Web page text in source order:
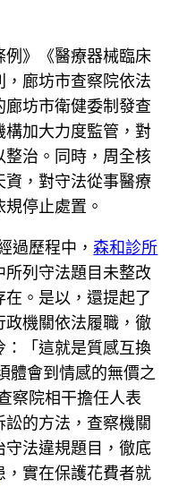
》《醫療器械臨床
廊坊市查察院依法
坊市衛健委制發查
構加大力度監管，對
治。同時，周全核
，對守法從事醫療
停止處置。
過歷程中， 森和診所
列守法題目未整改
。是以，還提起了
機關依法履職，徹
：「這就是質感互換
體會到情感的無價之
察院相干擔任人表
的方法，查察機關
法違規題目，徹底
，實在保護花費者就